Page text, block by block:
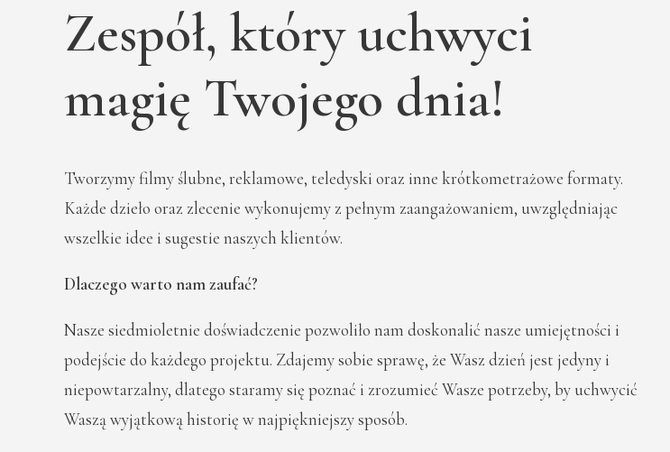
Zespół, który uchwyci
magię Twojego dnia!
Tworzymy filmy ślubne, reklamowe, teledyski oraz inne krótkometrażowe formaty.
Każde dzieło oraz zlecenie wykonujemy z pełnym zaangażowaniem, uwzględniając
wszelkie idee i sugestie naszych klientów.
Dlaczego warto nam zaufać?
Nasze siedmioletnie doświadczenie pozwoliło nam doskonalić nasze umiejętności i
podejście do każdego projektu. Zdajemy sobie sprawę, że Wasz dzień jest jedyny i
niepowtarzalny, dlatego staramy się poznać i zrozumieć Wasze potrzeby, by uchwycić
Waszą wyjątkową historię w najpiękniejszy sposób.